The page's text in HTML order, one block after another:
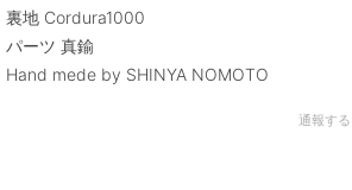
裏地 Cordura1000
パーツ 真鍮
Hand mede by SHINYA NOMOTO
通報する